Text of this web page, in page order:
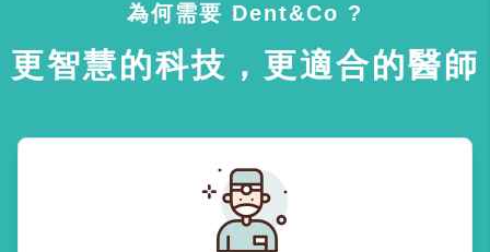
為何需要 Dent&Co ?
更智慧的科技，更適合的醫師